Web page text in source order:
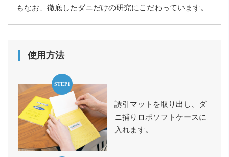
もなお、徹底したダニだけの研究にこだわっています。
使用方法
STEP1
誘引マットを取り出し、ダ
ニ捕りロボソフトケースに
入れます。